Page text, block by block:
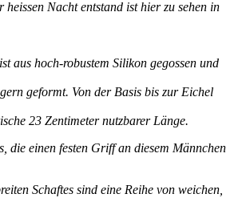
heissen Nacht entstand ist hier zu sehen in
aus hoch-robustem Silikon gegossen und
geformt. Von der Basis bis zur Eichel
23 Zentimeter nutzbarer Länge.
die einen festen Griff an diesem Männchen
Schaftes sind eine Reihe von weichen,